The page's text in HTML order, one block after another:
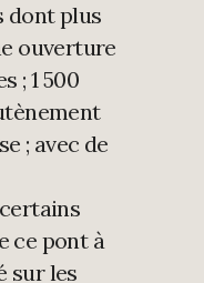
dont plus
ouverture
; 1 500
; avec de
ce pont à
sur les